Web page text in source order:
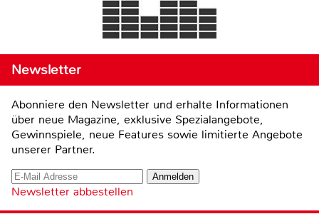
Newsletter
Abonniere den Newsletter und erhalte Informationen
über neue Magazine, exklusive Spezialangebote,
Gewinnspiele, neue Features sowie limitierte Angebote
unserer Partner.
Newsletter abbestellen